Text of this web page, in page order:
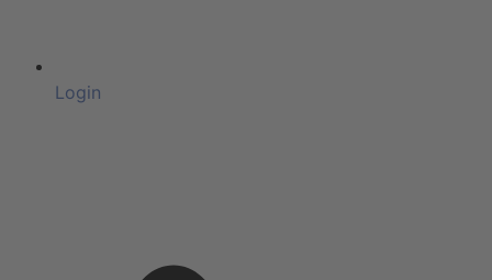
Login